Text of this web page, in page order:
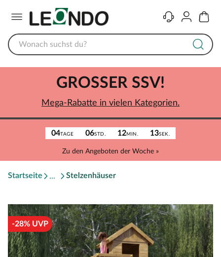
KontaktKonto
04TAGE 06STD. 12MIN. 13SEK.
Zu den Angeboten der Woche »
GROSSER SSV!
Mega-Rabatte in vielen Kategorien.
Startseite Stelzenhäuser
-28% UVP